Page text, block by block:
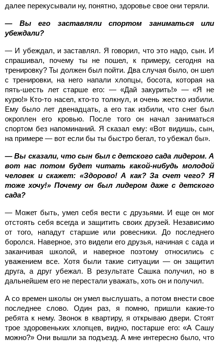
далее перекусывали ну, понятно, здоровье свое они теряли.
— Вы его заставляли спортом заниматься или
убеждали?
— И убеждал, и заставлял. Я говорил, что это надо, сын. И
спрашивал, почему ты не пошел, к примеру, сегодня на
тренировку? Ты должен был пойти. Два случая было, он шел
с тренировки, на него напали хлопцы, босота, которая на
пять-шесть лет старше его: — «Дай закурить!» — «Я не
курю!» Кто-то насел, кто-то толкнул, и очень жестко избили.
Ему было лет двенадцать, а его так избили, что снег был
окроплен его кровью. После того он начал заниматься
спортом без напоминаний. Я сказал ему: «Вот видишь, сын,
на примере — вот если бы ты быстро бегал, то убежал бы».
— Вы сказали, что сын был с детского сада лидером. А
вот нас потом будет читать какой-нибудь молодой
человек и скажет: «Здорово! А как? За счет чего? Я
тоже хочу!» Почему он был лидером даже с детского
сада?
— Может быть, умел себя вести с друзьями. И еще он мог
отстоять себя всегда и защитить своих друзей. Независимо
от того, нападут старшие или ровесники. До последнего
боролся. Наверное, это видели его друзья, начиная с сада и
заканчивая школой, и наверное поэтому относились с
уважением все. Хотя были такие ситуации — он защитил
друга, а друг убежал. В результате Сашка получил, но в
дальнейшем его не перестали уважать, хоть он и получил.
А со времен школы он умел выслушать, а потом внести свое
последнее слово. Один раз, я помню, пришли какие-то
ребята к нему. Звонок в квартиру, я открываю двери. Стоят
трое здоровеньких хлопцев, видно, постарше его: «А Сашу
можно?» Они вышли за подъезд. А мне интересно было, что